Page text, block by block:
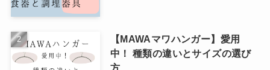
【MAWAマワハンガー】愛用
中！ 種類の違いとサイズの選び
方